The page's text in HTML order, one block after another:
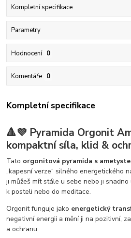
Kompletní specifikace
Parametry
Hodnocení 0
Komentáře 0
Kompletní specifikace
🔺💜 Pyramida Orgonit
kompaktní síla, klid &
Tato orgonitová pyramida s
„kapesní verze“ silného energetického
ji můžeš mít stále u sebe nebo ji
k posteli nebo do meditace.
Orgonit funguje jako energetický
negativní energii a mění ji na pozitivní,
a ochranu